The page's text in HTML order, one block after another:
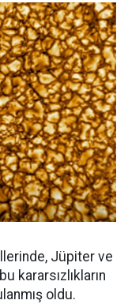
Jüpiter ve
kararsızlıkların
oldu.